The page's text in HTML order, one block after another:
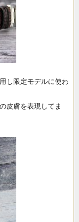
し限定モデルに使わ
皮膚を表現してま